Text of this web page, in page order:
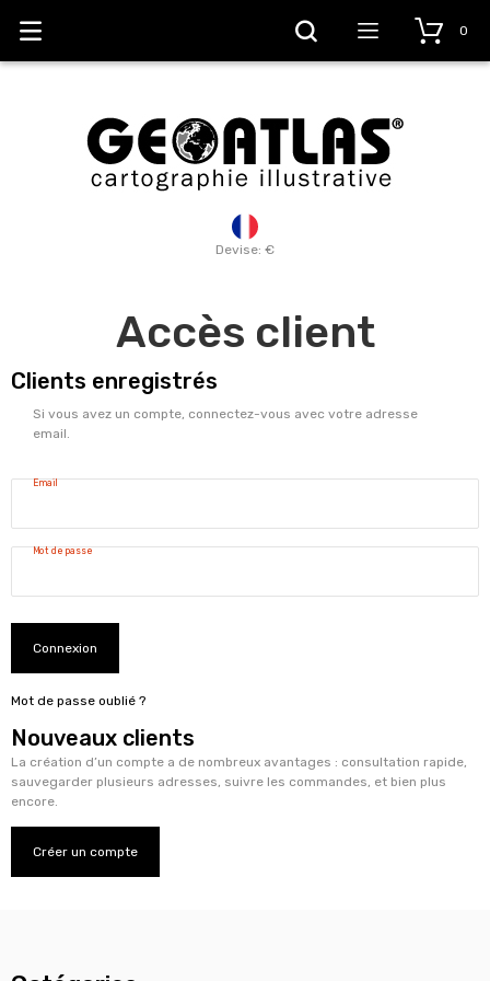
Devise: €
0
Accès client
Clients enregistrés
Si vous avez un compte, connectez-vous avec votre adresse
email.
Email
Mot de passe
Connexion
Mot de passe oublié ?
Nouveaux clients
La création d’un compte a de nombreux avantages : consultation rapide,
sauvegarder plusieurs adresses, suivre les commandes, et bien plus
encore.
Créer un compte